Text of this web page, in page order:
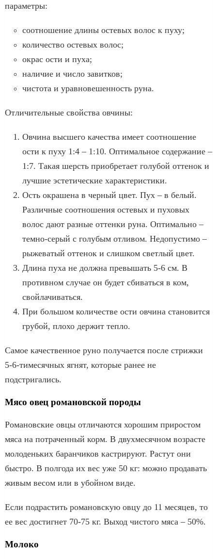
параметры:
соотношение длины остевых волос к пуху;
количество остевых волос;
окрас ости и пуха;
наличие и число завитков;
чистота и уравновешенность руна.
Отличительные свойства овчины:
Овчина высшего качества имеет соотношение
ости к пуху 1:4 – 1:10. Оптимальное содержание –
1:7. Такая шерсть приобретает голубой оттенок и
лучшие эстетические характеристики.
Ость окрашена в черный цвет. Пух – в белый.
Различные соотношения остевых и пуховых
волос дают разные оттенки руна. Оптимально –
темно-серый с голубым отливом. Недопустимо –
рыжеватый оттенок и слишком светлый цвет.
Длина пуха не должна превышать 5-6 см. В
противном случае он будет сбиваться в ком,
свойлачиваться.
При большом количестве ости овчина становится
грубой, плохо держит тепло.
Самое качественное руно получается после стрижки
5-6-тимесячных ягнят, которые ранее не
подстригались.
Мясо овец романовской породы
Романовские овцы отличаются хорошим приростом
мяса на потраченный корм. В двухмесячном возрасте
молоденьких баранчиков кастрируют. Растут они
быстро. В полгода их вес уже 50 кг: можно продавать
живым весом или в убойном виде.
Если подрастить романовскую овцу до 11 месяцев, то
ее вес достигнет 70-75 кг. Выход чистого мяса – 50%.
Молоко